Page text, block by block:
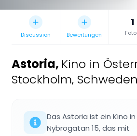
Discussion Bewertungen
1
Astoria, Kino in
Stockholm, Schweden
Das Astoria ist ein Kino
Nybrogatan 15, das mit